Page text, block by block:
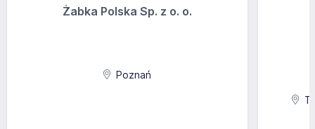
Żabka Polska Sp. z o. o.
Poznań